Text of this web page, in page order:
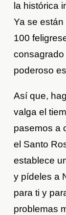
la histórica
Ya se
100
consagrado
poderoso
Así que,
valga el
pasemos a
el Santo
establece
y pídeles a
para ti y
problemas